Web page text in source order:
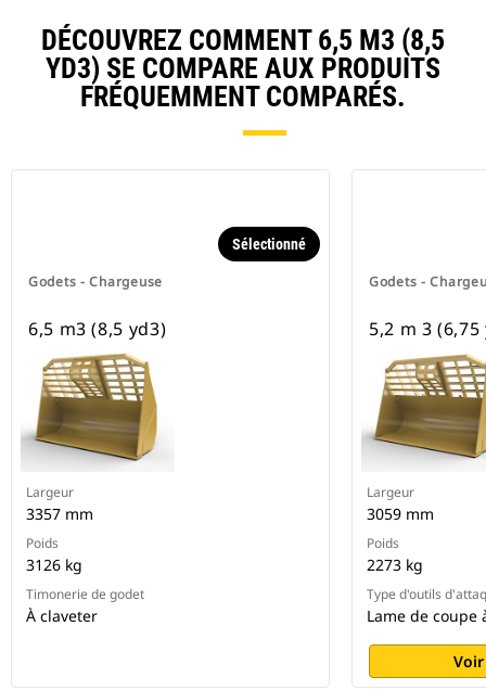
DÉCOUVREZ COMMENT 6,5 M3 (8,5
YD3) SE COMPARE AUX PRODUITS
FRÉQUEMMENT COMPARÉS.
Godets - Chargeuse
Sélectionné
6,5 m3 (8,5 yd3)
Largeur
3357 mm
Poids
3126 kg
Timonerie de godet
À claveter
Godets -
5,2 m 3 (6,75
Largeur
3059 mm
Poids
2273 kg
Type d'outils
Lame de coupe